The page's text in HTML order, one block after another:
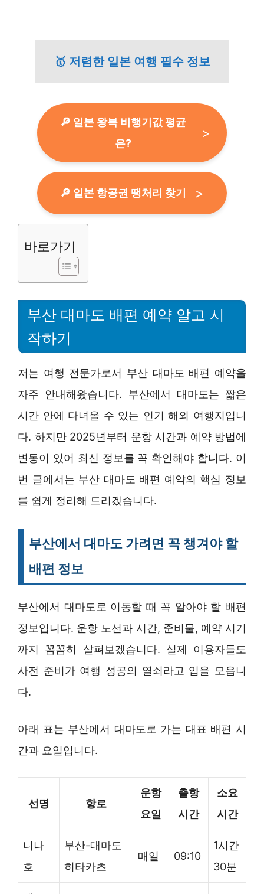
🥇 저렴한 일본 여행 필수 정보
🔎 일본 왕복 비행기값 평균
은?
🔎 일본 항공권 땡처리 찾기
바로가기
부산 대마도 배편 예약 알고 시
작하기
저는 여행 전문가로서 부산 대마도 배편 예약을
자주 안내해왔습니다. 부산에서 대마도는 짧은
시간 안에 다녀올 수 있는 인기 해외 여행지입니
다. 하지만 2025년부터 운항 시간과 예약 방법에
변동이 있어 최신 정보를 꼭 확인해야 합니다. 이
번 글에서는 부산 대마도 배편 예약의 핵심 정보
를 쉽게 정리해 드리겠습니다.
부산에서 대마도 가려면 꼭 챙겨야 할
배편 정보
부산에서 대마도로 이동할 때 꼭 알아야 할 배편
정보입니다. 운항 노선과 시간, 준비물, 예약 시기
까지 꼼꼼히 살펴보겠습니다. 실제 이용자들도
사전 준비가 여행 성공의 열쇠라고 입을 모읍니
다.
아래 표는 부산에서 대마도로 가는 대표 배편 시
간과 요일입니다.
선명 항로
운항
요일
출항
시간
소요
시간
니나
호
부산-대마도
히타카츠
매일 09:10
1시간
30분